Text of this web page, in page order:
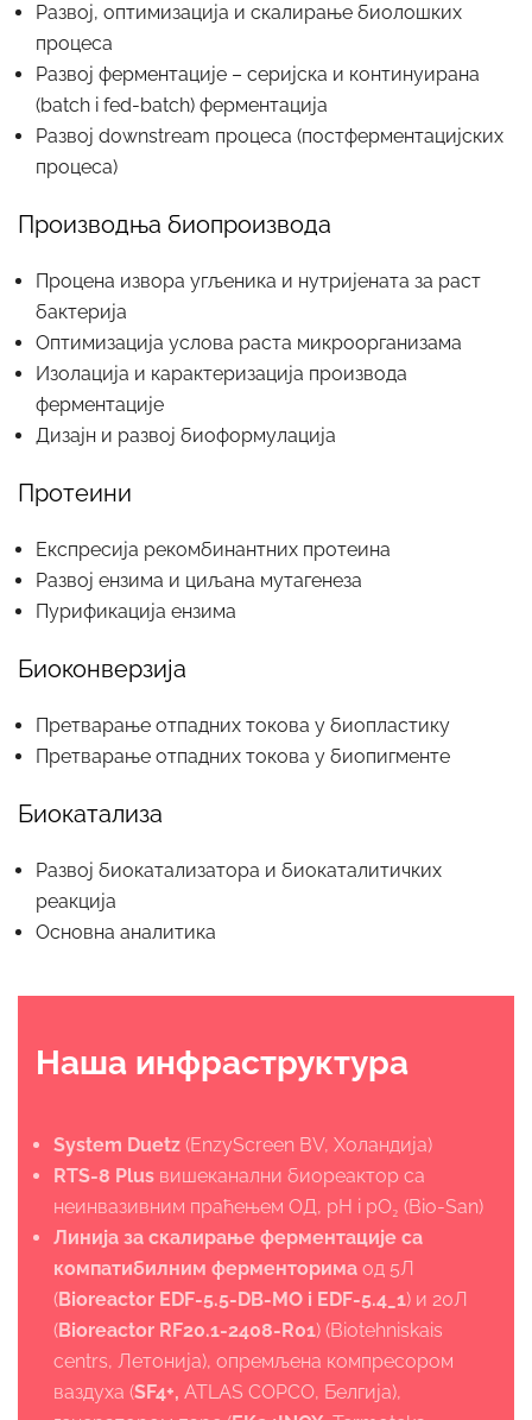
Развој, оптимизација и скалирање биолошких
процеса
Развој ферментације – серијска и континуирана
(batch i fed-batch) ферментација
Развој downstream процеса (постферментацијских
процеса)
Производња биопроизвода
Процена извора угљеника и нутријената за раст
бактерија
Оптимизација услова раста микроорганизама
Изолација и карактеризација производа
ферментације
Дизајн и развој биоформулација
Протеини
Експресија рекомбинантних протеина
Развој ензима и циљана мутагенеза
Пурификација ензима
Биоконверзија
Претварање отпадних токова у биопластику
Претварање отпадних токова у биопигменте
Биокатализа
Развој биокатализатора и биокаталитичких
реакција
Основна аналитика
Наша инфраструктура
System Duetz (EnzyScreen BV, Холандија)
RTS-8 Plus вишеканални биореактор са
неинвазивним праћењем ОД, pH i pO₂ (Bio-San)
Линија за скалирање ферментације са
компатибилним ферменторима од 5Л
(Bioreactor EDF-5.5-DB-MO i EDF-5.4_1) и 20Л
(Bioreactor RF20.1-2408-R01) (Biotehniskais
centrs, Летонија), опремљена компресором
ваздуха (SF4+, ATLAS COPCO, Белгија),